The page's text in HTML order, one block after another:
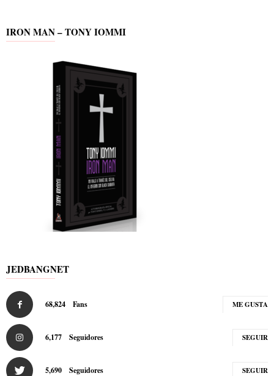
IRON MAN – TONY IOMMI
JEDBANGNET
68,824 Fans ME GUSTA
6,177 Seguidores SEGUIR
5,690 Seguidores SEGUIR